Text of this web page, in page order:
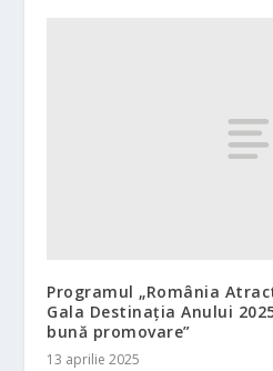
Programul „România
Gala Destinația Anului
bună promovare”
13 aprilie 2025